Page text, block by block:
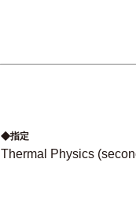
◆指定
Thermal Physics